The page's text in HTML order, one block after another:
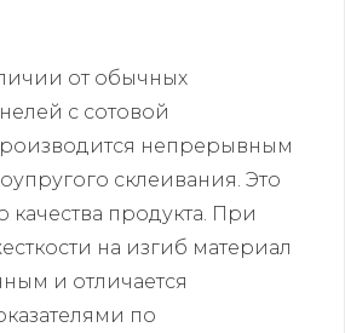
от обычных
с сотовой
непрерывным
склеивания. Это
качества продукта. При
на изгиб материал
и отличается
по